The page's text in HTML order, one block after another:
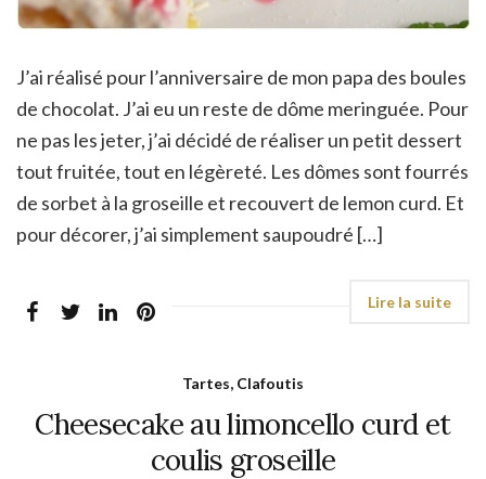
J’ai réalisé pour l’anniversaire de mon papa des boules
de chocolat. J’ai eu un reste de dôme meringuée. Pour
ne pas les jeter, j’ai décidé de réaliser un petit dessert
tout fruitée, tout en légèreté. Les dômes sont fourrés
de sorbet à la groseille et recouvert de lemon curd. Et
pour décorer, j’ai simplement saupoudré […]
Tartes, Clafoutis
Cheesecake au limoncello curd et
coulis groseille